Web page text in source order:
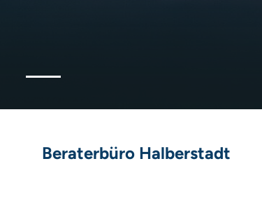
Beraterbüro Halberstadt